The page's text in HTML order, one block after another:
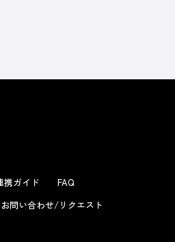
携ガイド
FAQ
お問い合わせ/リクエスト